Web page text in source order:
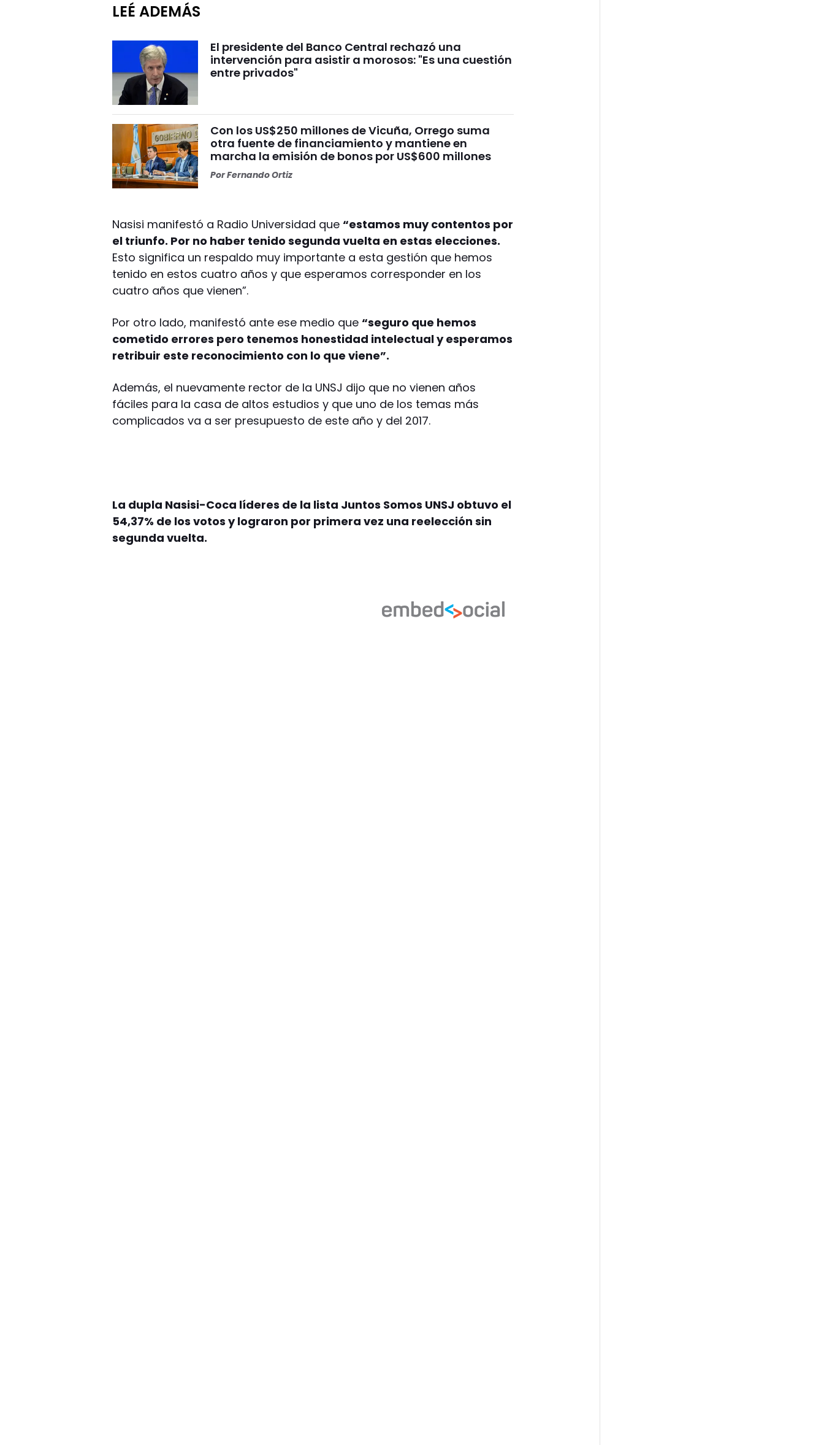
LEÉ ADEMÁS
El presidente del Banco Central rechazó una
intervención para asistir a morosos: "Es una cuestión
entre privados"
Con los US$250 millones de Vicuña, Orrego suma
otra fuente de financiamiento y mantiene en
marcha la emisión de bonos por US$600 millones
PorFernando Ortiz
Nasisi manifestó a Radio Universidad que“estamos muy contentos por
el triunfo. Por no haber tenido segunda vuelta en estas elecciones.
Esto significa un respaldo muy importante a esta gestión que hemos
tenido en estos cuatro años y que esperamos corresponder en los
cuatro años que vienen”.
Por otro lado, manifestó ante ese medio que“seguro que hemos
cometido errores pero tenemos honestidad intelectual y esperamos
retribuir este reconocimiento con lo que viene”.
Además, el nuevamente rector de la UNSJ dijo que no vienen años
fáciles para la casa de altos estudios y que uno de los temas más
complicados va a ser presupuesto de este año y del 2017.
La dupla Nasisi-Coca líderes de la lista Juntos Somos UNSJ obtuvo el
54,37% de los votos y lograron por primera vez una reelección sin
segunda vuelta.